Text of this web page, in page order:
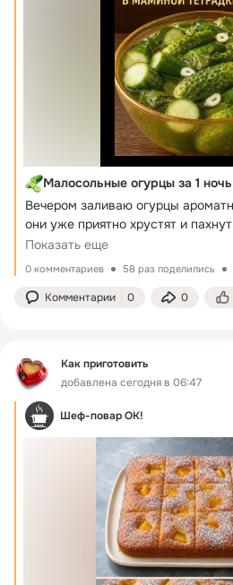
Малосольные огурцы за 1 ночь
Вечером заливаю огурцы
они уже приятно хрустят и
===
Что понадобится
• Небольшие огурцы — 1 кг
===
• Укроп с зонтиками — 3 веточки
===
• Лист хрена — 1 штука
===
• Листья смородины — 4 штуки
• Чёрный перец горошком — 8–10
Для рассола
Показать еще
0 комментариев 58 раз поделились
Комментарии 0 0
Как приготовить
добавлена сегодня в 06:47
Шеф-повар ОК!